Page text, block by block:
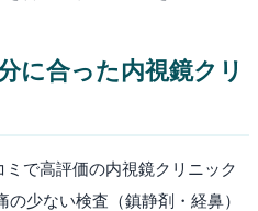
に合った内視鏡クリ
ミで高評価の内視鏡クリニック
少ない検査（鎮静剤・経鼻）